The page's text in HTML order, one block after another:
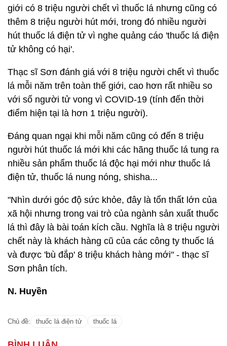
giới có 8 triệu người chết vì thuốc lá nhưng cũng có
thêm 8 triệu người hút mới, trong đó nhiều người
hút thuốc lá điện tử vì nghe quảng cáo 'thuốc lá điện
tử không có hại'.
Thạc sĩ Sơn đánh giá với 8 triệu người chết vì thuốc
lá mỗi năm trên toàn thế giới, cao hơn rất nhiều so
với số người tử vong vì COVID-19 (tính đến thời
điểm hiện tại là hơn 1 triệu người).
Đáng quan ngại khi mỗi năm cũng có đến 8 triệu
người hút thuốc lá mới khi các hãng thuốc lá tung ra
nhiều sản phẩm thuốc lá độc hại mới như thuốc lá
điện tử, thuốc lá nung nóng, shisha...
"Nhìn dưới góc độ sức khỏe, đây là tổn thất lớn của
xã hội nhưng trong vai trò của ngành sản xuất thuốc
lá thì đây là bài toán kích cầu. Nghĩa là 8 triệu người
chết này là khách hàng cũ của các công ty thuốc lá
và được 'bù đắp' 8 triệu khách hàng mới" - thạc sĩ
Sơn phân tích.
N. Huyền
Chủ đề: thuốc lá điện tử thuốc lá